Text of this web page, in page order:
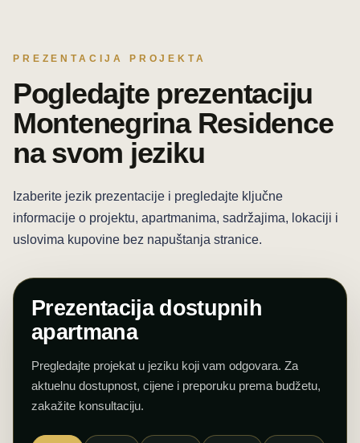
PREZENTACIJA PROJEKTA
Pogledajte prezentaciju
Montenegrina Residence
na svom jeziku
Izaberite jezik prezentacije i pregledajte ključne
informacije o projektu, apartmanima, sadržajima, lokaciji i
uslovima kupovine bez napuštanja stranice.
Prezentacija dostupnih
apartmana
Pregledajte projekat u jeziku koji vam odgovara. Za
aktuelnu dostupnost, cijene i preporuku prema budžetu,
zakažite konsultaciju.